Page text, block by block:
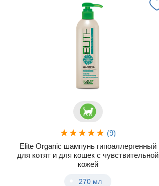
(9)
Elite Organic шампунь гипоаллергенный
для котят и для кошек с чувствительной
кожей
270 мл